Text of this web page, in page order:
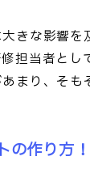
きな影響
担当者と
まり、そ
の作り方